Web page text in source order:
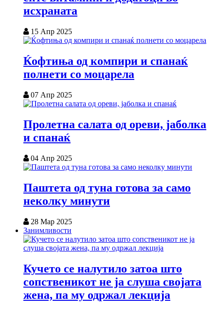
исхраната
15 Апр 2025
Ќофтиња од компири и спанаќ
полнети со моцарела
07 Апр 2025
Пролетна салата од ореви, јаболка
и спанаќ
04 Апр 2025
Паштета од туна готова за само
неколку минути
28 Мар 2025
Занимливости
Кучето се налутило затоа што
сопственикот не ја слуша својата
жена, па му одржал лекција